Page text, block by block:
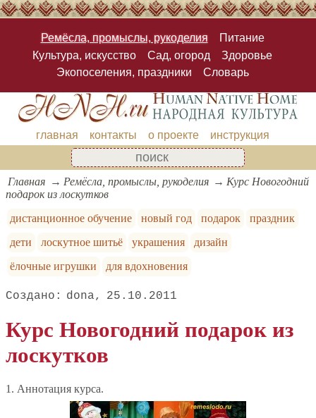
Ремёсла, промыслы, рукоделия
Питание
Культура, искусство
Сад, огород
Здоровье
Экопоселения, праздники
Словарь
главная контакты о проекте инструкция
Главная Ремёсла, промыслы, рукоделия
Курс Новогодний
подарок из лоскутков
дистанционное обучение
новый год подарок
праздник
дети
лоскутное шитьё украшения
дизайн
ёлочные игрушки
для вдохновения
dona 25.10.2011
Курс Новогодний подарок из
лоскутков
1. Аннотация курса.